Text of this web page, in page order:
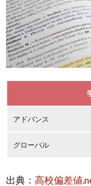
アドバンス
グローバル
出典： 高校偏差値